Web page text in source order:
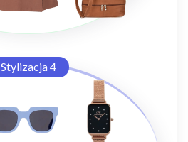
Stylizacja 4